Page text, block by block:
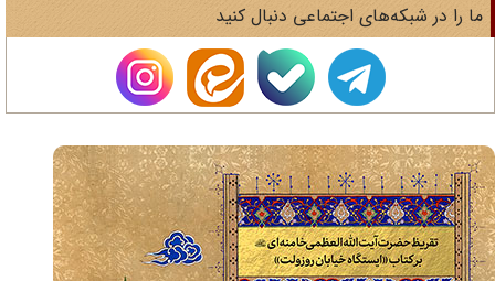
را در شبکه‌های اجتماعی دنبال کنید